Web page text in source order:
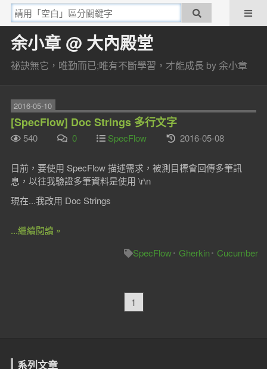
余小章 @ 大內殿堂
祕訣無它，唯勤而已;唯有不斷學習，才能成長 by 余小章
2016-05-10
[SpecFlow] Doc Strings 多行文字
540 0 SpecFlow 2016-05-08
日前，要使用 SpecFlow 描述需求，被測目標會回傳多筆訊
息，以往我驗證多筆資料是使用 \r\n
現在...我改用 Doc Strings
...繼續閱讀 »
SpecFlow Gherkin Cucumber
1
系列文章